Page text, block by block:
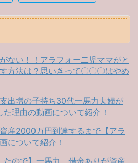
ない！！アラフォー二児ママがと
方法は？思いきって〇〇〇はやめ
出増の子持ち30代一馬力夫婦が
理由の動画について紹介！
産2000万円到達するまで【アラ
について紹介！
たので】一馬力、借金ありが資産